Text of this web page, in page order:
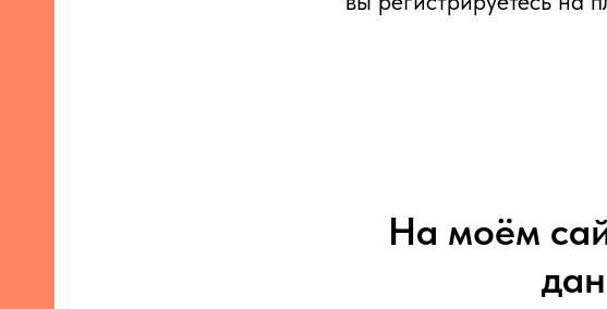
На моём